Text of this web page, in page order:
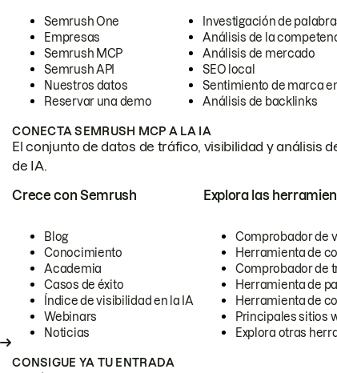
Semrush One
Empresas
Semrush MCP
Semrush API
Nuestros datos
Reservar una demo
Investigación de
Análisis de la
Análisis de mercado
SEO local
Sentimiento de marca
Análisis de backlinks
CONECTA SEMRUSH MCP A LA IA
El conjunto de datos de tráfico, visibilidad y análisis
de IA.
Crece con Semrush
Blog
Conocimiento
Academia
Casos de éxito
Índice de visibilidad en la IA
Webinars
Noticias
Explora las
Comprobador de
Herramienta de
Comprobador de
Herramienta de
Herramienta de
Principales sitios
Explora otras
CONSIGUE YA TU ENTRADA